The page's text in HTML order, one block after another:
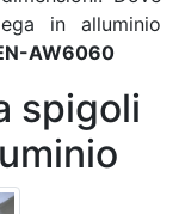
in alluminio
AW6060
spigoli